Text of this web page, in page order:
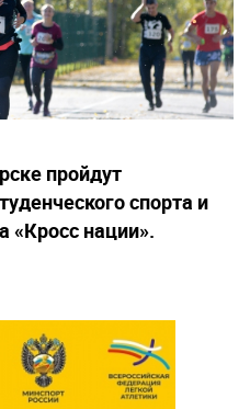
пройдут
спорта и
«Кросс нации».